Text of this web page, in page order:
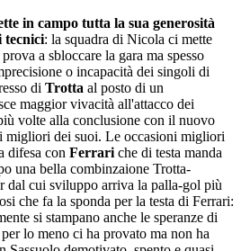
in campo tutta la sua generosità
tecnici: la squadra di Nicola ci mette
a sbloccare la gara ma spesso
o incapacità dei singoli di
di Trotta al posto di un
maggior vivacità all'attacco dei
volte alla conclusione con il nuovo
migliori dei suoi. Le occasioni migliori
difesa con Ferrari che di testa manda
una bella combinzaione Trotta-
dal cui sviluppo arriva la palla-gol più
che fa la sponda per la testa di Ferrari:
si stampano anche le speranze di
lo meno ci ha provato ma non ha